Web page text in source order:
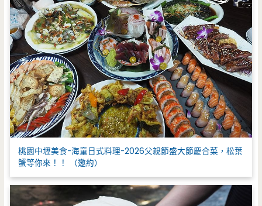
桃園中壢美食-海童日式料理-2026父親節盛大節慶合菜，松葉
蟹等你來！！ （邀約）